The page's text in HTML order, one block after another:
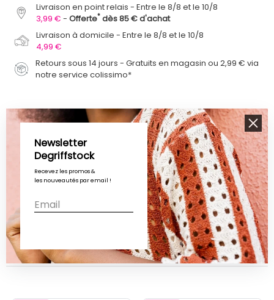
Livraison en point relais
Entre le 8/8 et le 10/8
3,99 €
Offerte* dès 85 € d'achat
Livraison à domicile
Entre le 8/8 et le 10/8
4,99 €
Retours sous 14 jours - Gratuits en magasin ou 2,99 € via
notre service colissimo*
Description Détails du produit Avis Vérifiés
Dégriffstock vous propose ce tee shirt pour homme de la
marque JACK & JONES à prix dégriffé.Saison : Toutes saisons
VOUS POURRIEZ AUSSI AIMER
Newsletter
Degriffstock
Recevez les promos &
les nouveautés par email !